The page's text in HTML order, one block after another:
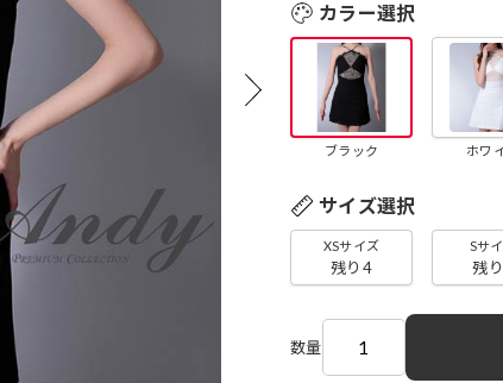
カラー選択
ブラック ホワ
サイズ選択
XSサイズ
残り4
Sサ
残
数量